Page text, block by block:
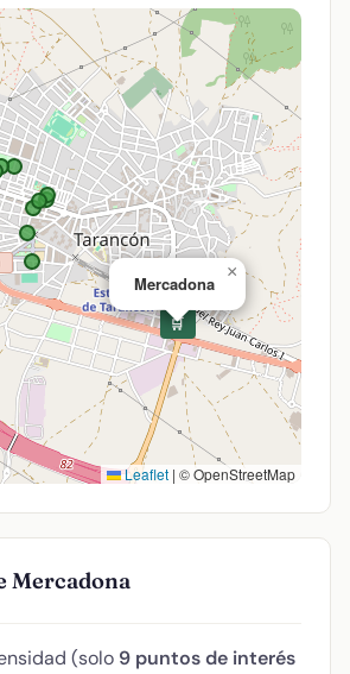
🛒
Mercadona
×
Leaflet | © OpenStreetMap
Mercadona
(solo 9 puntos de interés